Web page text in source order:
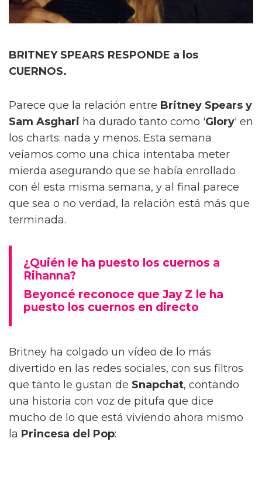
BRITNEY SPEARS RESPONDE a los
CUERNOS.
Parece que la relación entre Britney Spears y
Sam Asghari ha durado tanto como 'Glory' en
los charts: nada y menos. Esta semana
veíamos como una chica intentaba meter
mierda asegurando que se había enrollado
con él esta misma semana, y al final parece
que sea o no verdad, la relación está más que
terminada.
¿Quién le ha puesto los cuernos a
Rihanna?
Beyoncé reconoce que Jay Z le ha
puesto los cuernos en directo
Britney ha colgado un vídeo de lo más
divertido en las redes sociales, con sus filtros
que tanto le gustan de Snapchat, contando
una historia con voz de pitufa que dice
mucho de lo que está viviendo ahora mismo
la Princesa del Pop: